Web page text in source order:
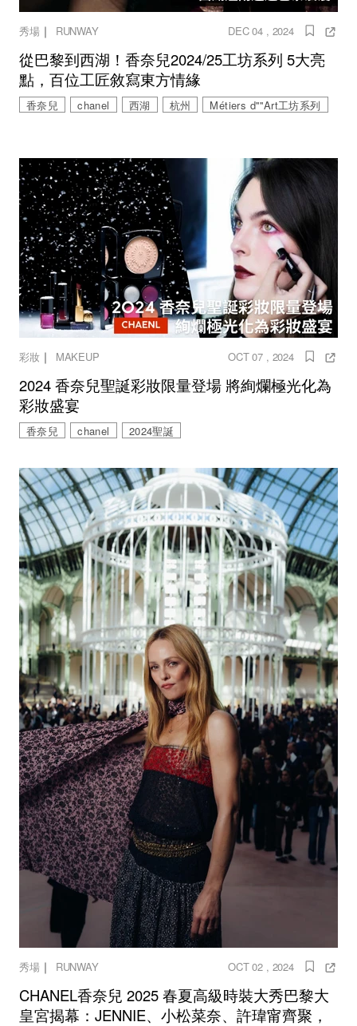
秀場 ｜ RUNWAY DEC 04 , 2024
從巴黎到西湖！香奈兒2024/25工坊系列 5大亮
點，百位工匠敘寫東方情緣
香奈兒 chanel 西湖 杭州 Métiers d''''Art工坊系列
彩妝｜ MAKEUP OCT 07 , 2024
2024 香奈兒聖誕彩妝限量登場 將絢爛極光化為
彩妝盛宴
香奈兒 chanel 2024聖誕
秀場 ｜ RUNWAY OCT 02 , 2024
CHANEL香奈兒 2025 春夏高級時裝大秀巴黎大
皇宮揭幕：JENNIE、小松菜奈、許瑋甯齊聚，